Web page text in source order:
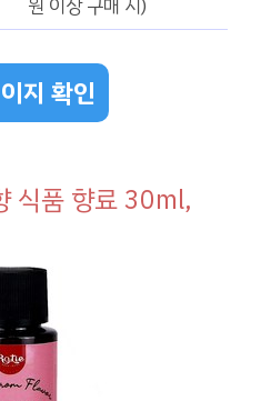
원 이상 구매 시)
지 확인
식품 향료 30ml,